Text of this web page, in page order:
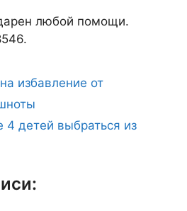
любой помощи.
избавление от
детей выбраться из